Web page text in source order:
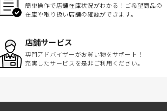
簡単操作で店舗在庫状況がわかる！ご希望商品の
在庫や取り扱い店舗の確認ができます。
店舗サービス
専門アドバイザーがお買い物をサポート！
充実したサービスを是非ご利用ください。